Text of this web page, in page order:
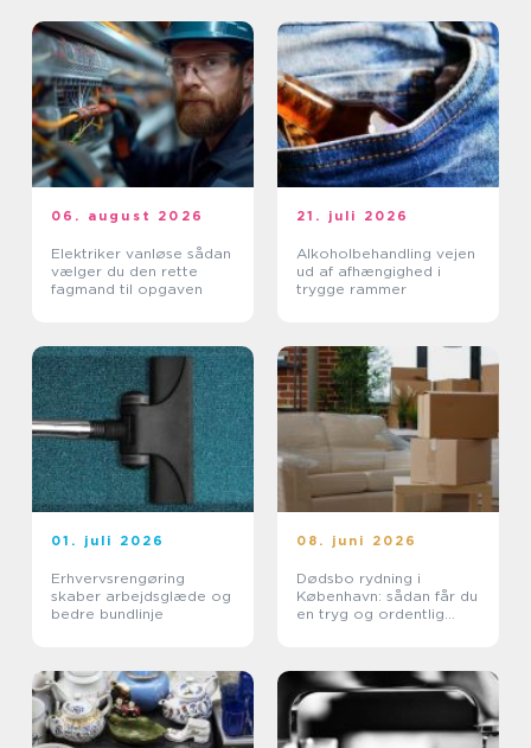
06. august 2026
Elektriker vanløse sådan
vælger du den rette
fagmand til opgaven
21. juli 2026
Alkoholbehandling vejen
ud af afhængighed i
trygge rammer
01. juli 2026
Erhvervsrengøring
skaber arbejdsglæde og
bedre bundlinje
08. juni 2026
Dødsbo rydning i
København: sådan får du
en tryg og ordentlig